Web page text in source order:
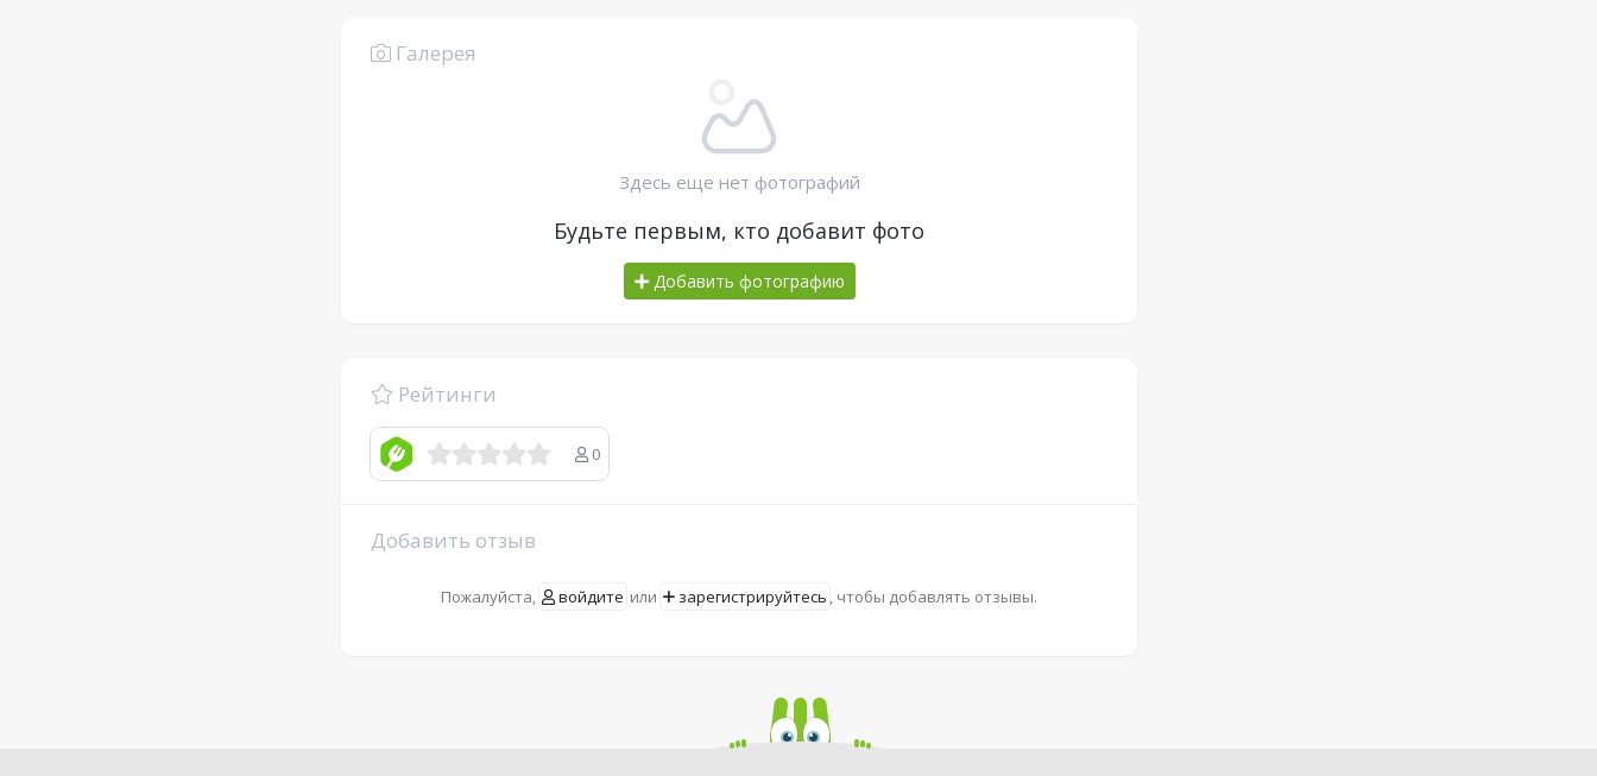
Галерея
Здесь еще нет фотографий
Будьте первым, кто добавит фото
Добавить фотографию
Рейтинги
0
Добавить отзыв
Пожалуйста, войдите или зарегистрируйтесь , чтобы добавлять отзывы.